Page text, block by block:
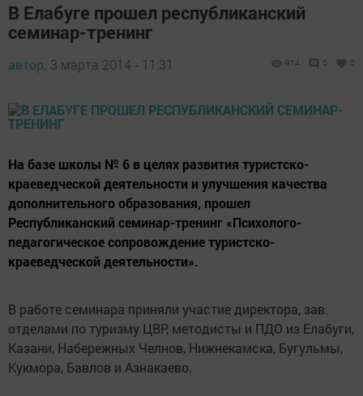
В Елабуге прошел республиканский
семинар-тренинг
автор, 3 марта 2014 - 11:31 914 0 0
На базе школы № 6 в целях развития туристско-
краеведческой деятельности и улучшения качества
дополнительного образования, прошел
Республиканский семинар-тренинг «Психолого-
педагогическое сопровождение туристско-
краеведческой деятельности».
В работе семинара приняли участие директора, зав.
отделами по туризму ЦВР, методисты и ПДО из Елабуги,
Казани, Набережных Челнов, Нижнекамска, Бугульмы,
Кукмора, Бавлов и Азнакаево.